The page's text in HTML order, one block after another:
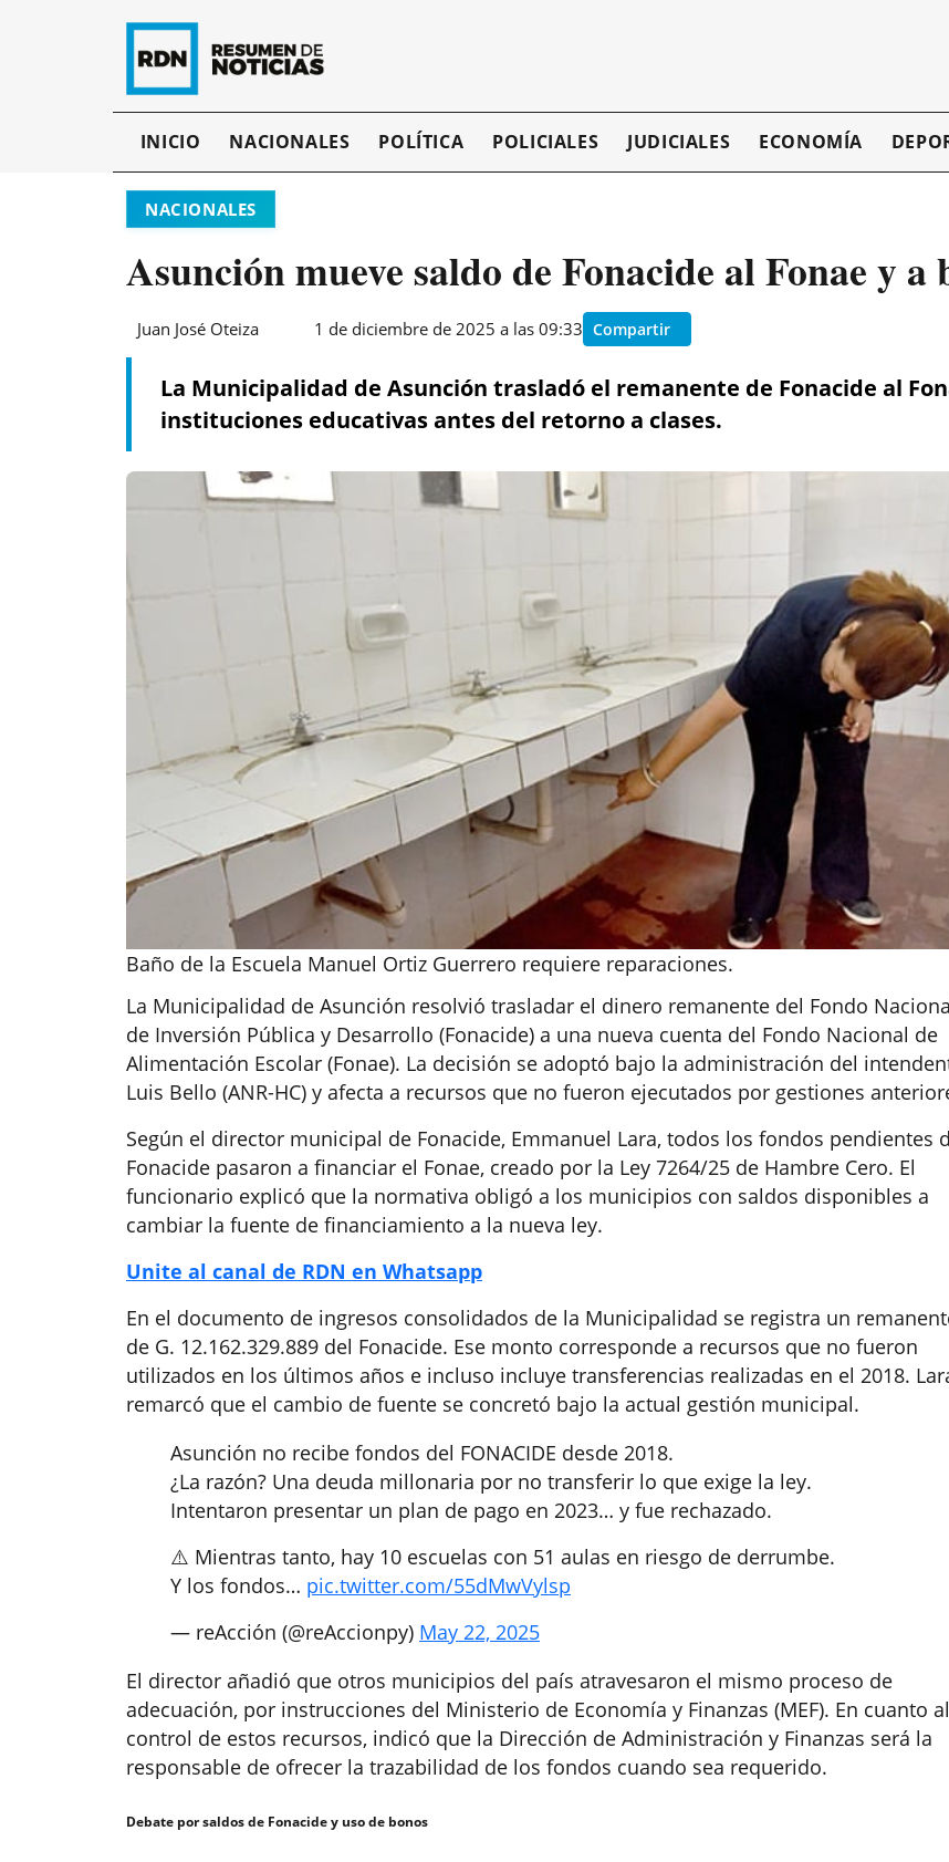
INICIO NACIONALES POLÍTICA POLICIALES JUDICIALES ECONOMÍA
NACIONALES
Asunción mueve saldo de Fonacide al Fonae y a
Juan José Oteiza 1 de diciembre de 2025 a las 09:33 Compartir
La Municipalidad de Asunción trasladó el remanente de Fonacide al
instituciones educativas antes del retorno a clases.
Baño de la Escuela Manuel Ortiz Guerrero requiere reparaciones.
La Municipalidad de Asunción resolvió trasladar el dinero remanente del Fondo
de Inversión Pública y Desarrollo (Fonacide) a una nueva cuenta del Fondo Nacional de
Alimentación Escolar (Fonae). La decisión se adoptó bajo la administración del
Luis Bello (ANR-HC) y afecta a recursos que no fueron ejecutados por gestiones
Según el director municipal de Fonacide, Emmanuel Lara, todos los fondos pendientes
Fonacide pasaron a financiar el Fonae, creado por la Ley 7264/25 de Hambre Cero. El
funcionario explicó que la normativa obligó a los municipios con saldos disponibles a
cambiar la fuente de financiamiento a la nueva ley.
Unite al canal de RDN en Whatsapp
En el documento de ingresos consolidados de la Municipalidad se registra un
de G. 12.162.329.889 del Fonacide. Ese monto corresponde a recursos que no fueron
utilizados en los últimos años e incluso incluye transferencias realizadas en el 2018.
remarcó que el cambio de fuente se concretó bajo la actual gestión municipal.
Asunción no recibe fondos del FONACIDE desde 2018.
¿La razón? Una deuda millonaria por no transferir lo que exige la ley.
Intentaron presentar un plan de pago en 2023… y fue rechazado.
⚠️ Mientras tanto, hay 10 escuelas con 51 aulas en riesgo de derrumbe.
Y los fondos… pic.twitter.com/55dMwVylsp
— reAcción (@reAccionpy) May 22, 2025
El director añadió que otros municipios del país atravesaron el mismo proceso de
adecuación, por instrucciones del Ministerio de Economía y Finanzas (MEF). En cuanto al
control de estos recursos, indicó que la Dirección de Administración y Finanzas será la
responsable de ofrecer la trazabilidad de los fondos cuando sea requerido.
Debate por saldos de Fonacide y uso de bonos